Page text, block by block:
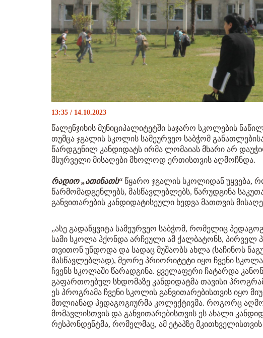
13:35 / 14.10.2023
წალენჯიხის მუნიციპალიტეტში საჯარო სკოლების
თუმცა ჯგალის სკოლის სამეურვეო საბჭომ
წარდგენილ კანდიდატს ირმა ლომაიას მხარი არ
მსურველი მისაღები მხოლოდ ერთისთვის აღმოჩნდა.
რადიო „ათინათს“ წყარო ჯგალის სკოლიდან უყვება,
წარმომადგენლებს, მასწავლებლებს, წარუდგინა
განვითარების კანდიდატისეული ხედვა მათთვის
„ასე გადაწყვიტა სამეურვეო საბჭომ, რომელიც
სამი სკოლა ჰქონდა არჩეული ამ ქალბატონს,
თვითონ უნდოდა და სადაც მუშაობს ახლა (საჩინოს
მასწავლებლად), მეორე პრიორიტეტი იყო ჩვენი
ჩვენს სკოლაში წარადგინა. ყველაფერი ჩატარდა
გაფართოებულ სხდომაზე კანდიდატმა თავისი
ეს პროგრამა ჩვენი სკოლის განვითარებისთვის იყო
მთლიანად პედაგოგიურმა კოლექტივმა. როგორც
მომავლისთვის და განვითარებისთვის ეს ახალი
რესპონდენტმა, რომელმაც, ამ ეტაპზე მკითხველისთვის